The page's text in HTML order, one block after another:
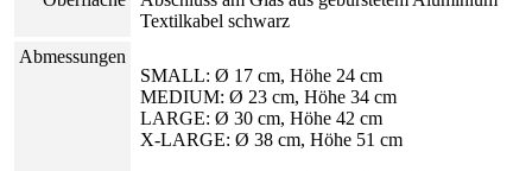
Textilkabel schwarz
Abmessungen
SMALL: Ø 17 cm, Höhe 24 cm
MEDIUM: Ø 23 cm, Höhe 34 cm
LARGE: Ø 30 cm, Höhe 42 cm
X-LARGE: Ø 38 cm, Höhe 51 cm